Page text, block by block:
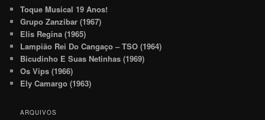
Toque Musical 19 Anos!
Grupo Zanzibar (1967)
Elis Regina (1965)
Lampião Rei Do Cangaço – TSO (1964)
Bicudinho E Suas Netinhas (1969)
Os Vips (1966)
Ely Camargo (1963)
ARQUIVOS